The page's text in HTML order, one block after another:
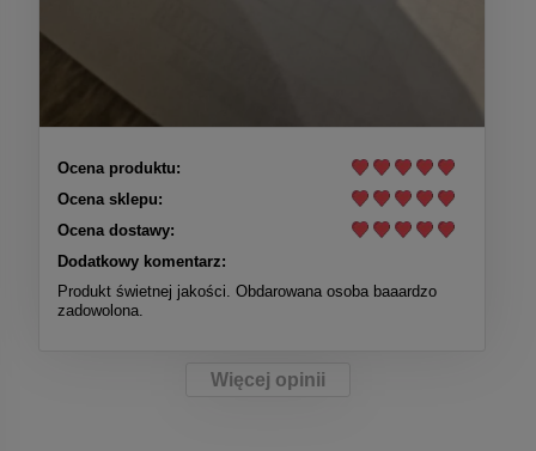
Ocena produktu:
Ocena sklepu:
Ocena dostawy:
Dodatkowy komentarz:
Produkt świetnej jakości. Obdarowana osoba baaardzo
zadowolona.
Więcej opinii